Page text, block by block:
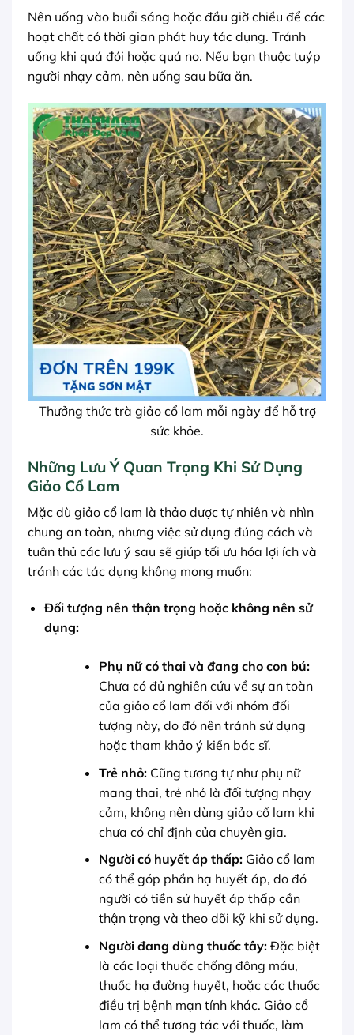
Nên uống vào buổi sáng hoặc đầu giờ chiều để các
hoạt chất có thời gian phát huy tác dụng. Tránh
uống khi quá đói hoặc quá no. Nếu bạn thuộc tuýp
người nhạy cảm, nên uống sau bữa ăn.
Thưởng thức trà giảo cổ lam mỗi ngày để hỗ trợ
sức khỏe.
Những Lưu Ý Quan Trọng Khi Sử Dụng
Giảo Cổ Lam
Mặc dù giảo cổ lam là thảo dược tự nhiên và nhìn
chung an toàn, nhưng việc sử dụng đúng cách và
tuân thủ các lưu ý sau sẽ giúp tối ưu hóa lợi ích và
tránh các tác dụng không mong muốn:
Đối tượng nên thận trọng hoặc không nên sử
dụng:
Phụ nữ có thai và đang cho con bú:
Chưa có đủ nghiên cứu về sự an toàn
của giảo cổ lam đối với nhóm đối
tượng này, do đó nên tránh sử dụng
hoặc tham khảo ý kiến bác sĩ.
Trẻ nhỏ:Cũng tương tự như phụ nữ
mang thai, trẻ nhỏ là đối tượng nhạy
cảm, không nên dùng giảo cổ lam khi
chưa có chỉ định của chuyên gia.
Người có huyết áp thấp:Giảo cổ lam
có thể góp phần hạ huyết áp, do đó
người có tiền sử huyết áp thấp cần
thận trọng và theo dõi kỹ khi sử dụng.
Người đang dùng thuốc tây:Đặc biệt
là các loại thuốc chống đông máu,
thuốc hạ đường huyết, hoặc các thuốc
điều trị bệnh mạn tính khác. Giảo cổ
lam có thể tương tác với thuốc, làm